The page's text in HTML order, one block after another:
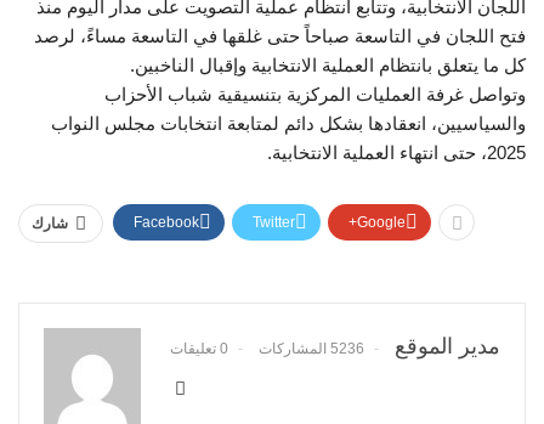
اللجان الانتخابية، وتتابع انتظام عملية التصويت على مدار اليوم منذ
فتح اللجان في التاسعة صباحاً حتى غلقها في التاسعة مساءً، لرصد
كل ما يتعلق بانتظام العملية الانتخابية وإقبال الناخبين.
وتواصل غرفة العمليات المركزية بتنسيقية شباب الأحزاب
والسياسيين، انعقادها بشكل دائم لمتابعة انتخابات مجلس النواب
2025، حتى انتهاء العملية الانتخابية.
شارك Facebook Twitter Google+
مدير الموقع 5236 المشاركات 0 تعليقات